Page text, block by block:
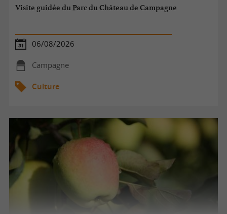
Visite guidée du Parc du Château de Campagne
06/08/2026
Campagne
Culture